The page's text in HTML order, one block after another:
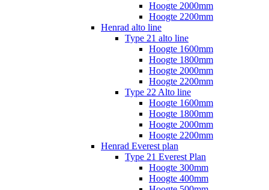
Hoogte 2000mm
Hoogte 2200mm
Henrad alto line
Type 21 alto line
Hoogte 1600mm
Hoogte 1800mm
Hoogte 2000mm
Hoogte 2200mm
Type 22 Alto line
Hoogte 1600mm
Hoogte 1800mm
Hoogte 2000mm
Hoogte 2200mm
Henrad Everest plan
Type 21 Everest Plan
Hoogte 300mm
Hoogte 400mm